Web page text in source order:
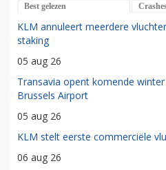
Best gelezen
KLM annuleert meerdere
staking
05 aug 26
Transavia opent komende
Brussels Airport
05 aug 26
KLM stelt eerste commerciële
06 aug 26